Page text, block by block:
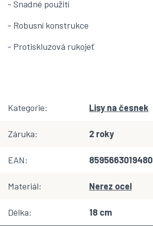
- Snadné použití
- Robusní konstrukce
- Protiskluzová rukojeť
Kategorie: Lisy na česnek
Záruka: 2 roky
EAN: 8595663019480
Materiál: Nerez ocel
Délka: 18 cm